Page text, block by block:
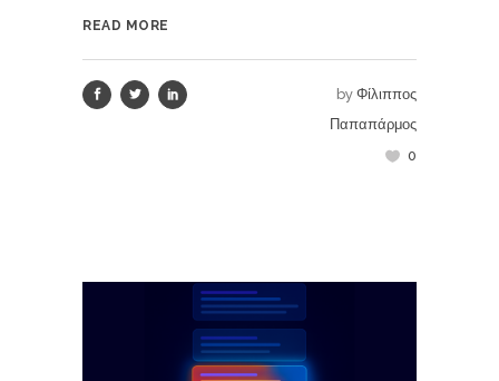
READ MORE
by Φίλιππος
Παπαπάρμος
0